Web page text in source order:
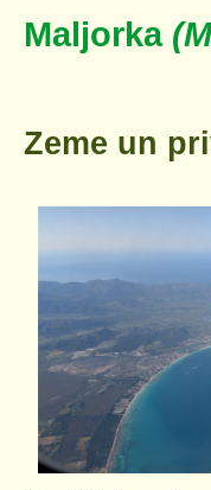
Maljorka
Zeme un